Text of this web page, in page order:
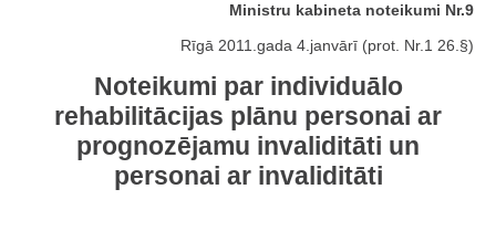
Ministru kabineta noteikumi Nr.9
Rīgā 2011.gada 4.janvārī (prot. Nr.1 26.§)
Noteikumi par individuālo
rehabilitācijas plānu personai ar
prognozējamu invaliditāti un
personai ar invaliditāti